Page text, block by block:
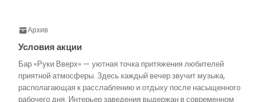
Архив
Условия акции
Бар «Руки Вверх» — уютная точка притяжения любителей
приятной атмосферы. Здесь каждый вечер звучит музыка,
располагающая к расслаблению и отдыху после насыщенного
рабочего дня. Интерьер заведения выдержан в современном